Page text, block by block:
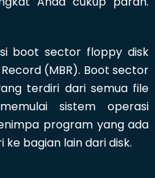
boot sector floppy disk
(MBR). Boot sector
terdiri dari semua file
sistem operasi
program yang ada
bagian lain dari disk.